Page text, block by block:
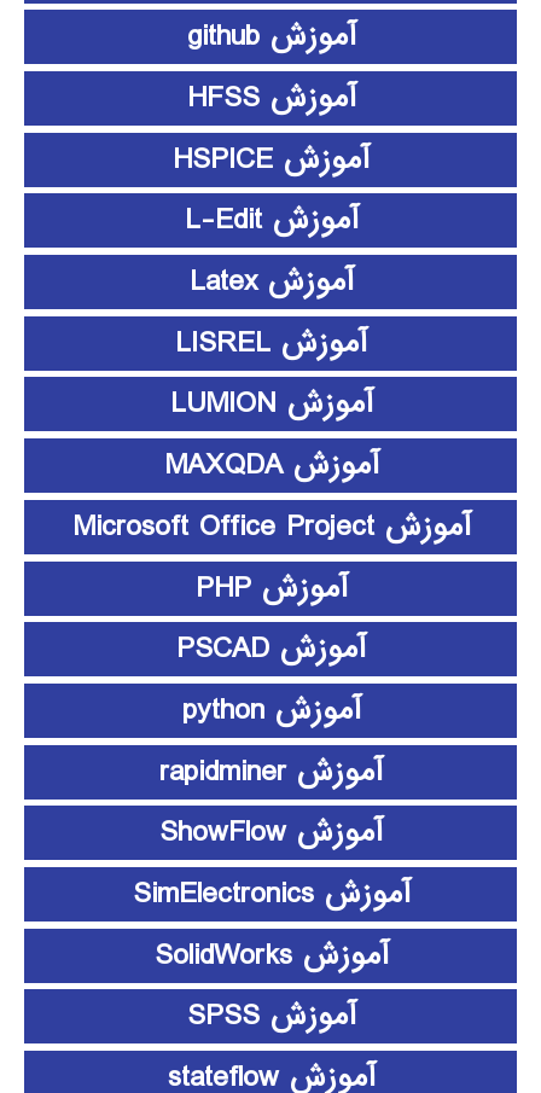
آموزش github
آموزش HFSS
آموزش HSPICE
آموزش L-Edit
آموزش Latex
آموزش LISREL
آموزش LUMION
آموزش MAXQDA
آموزش Microsoft Office Project
آموزش PHP
آموزش PSCAD
آموزش python
آموزش rapidminer
آموزش ShowFlow
آموزش SimElectronics
آموزش SolidWorks
آموزش SPSS
آموزش stateflow